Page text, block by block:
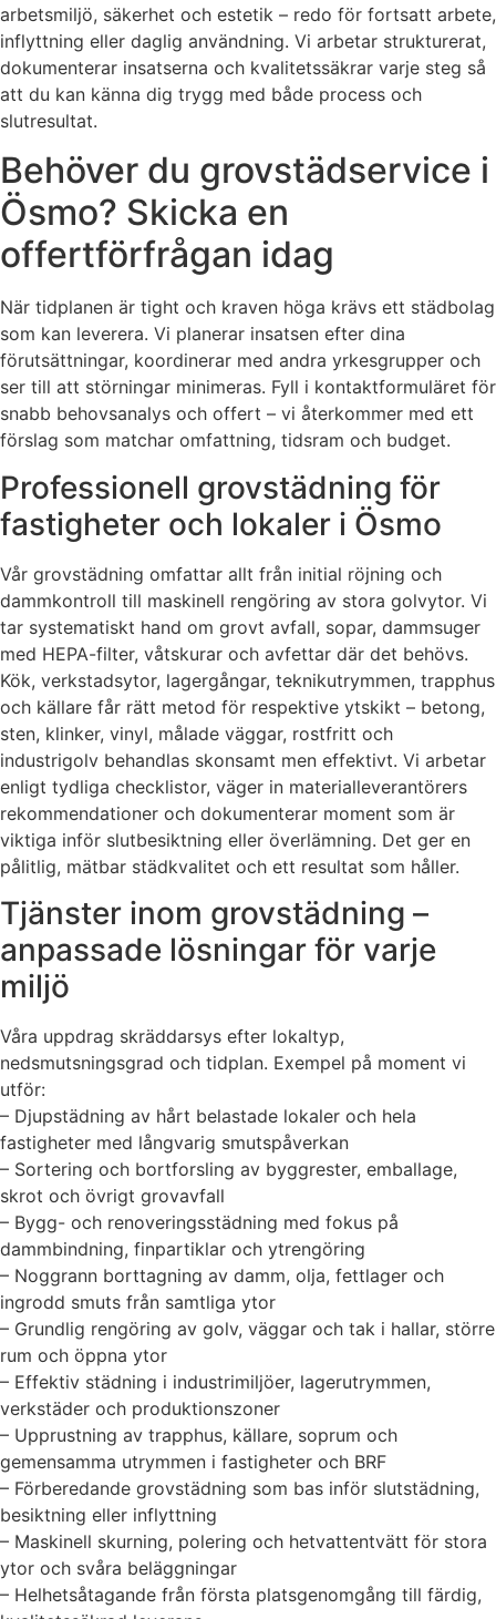
arbetsmiljö, säkerhet och estetik – redo för fortsatt arbete,
inflyttning eller daglig användning. Vi arbetar strukturerat,
dokumenterar insatserna och kvalitetssäkrar varje steg så
att du kan känna dig trygg med både process och
slutresultat.
Behöver du grovstädservice i
Ösmo? Skicka en
offertförfrågan idag
När tidplanen är tight och kraven höga krävs ett städbolag
som kan leverera. Vi planerar insatsen efter dina
förutsättningar, koordinerar med andra yrkesgrupper och
ser till att störningar minimeras. Fyll i kontaktformuläret för
snabb behovsanalys och offert – vi återkommer med ett
förslag som matchar omfattning, tidsram och budget.
Professionell grovstädning för
fastigheter och lokaler i Ösmo
Vår grovstädning omfattar allt från initial röjning och
dammkontroll till maskinell rengöring av stora golvytor. Vi
tar systematiskt hand om grovt avfall, sopar, dammsuger
med HEPA-filter, våtskurar och avfettar där det behövs.
Kök, verkstadsytor, lagergångar, teknikutrymmen, trapphus
och källare får rätt metod för respektive ytskikt – betong,
sten, klinker, vinyl, målade väggar, rostfritt och
industrigolv behandlas skonsamt men effektivt. Vi arbetar
enligt tydliga checklistor, väger in materialleverantörers
rekommendationer och dokumenterar moment som är
viktiga inför slutbesiktning eller överlämning. Det ger en
pålitlig, mätbar städkvalitet och ett resultat som håller.
Tjänster inom grovstädning –
anpassade lösningar för varje
miljö
Våra uppdrag skräddarsys efter lokaltyp,
nedsmutsningsgrad och tidplan. Exempel på moment vi
utför:
– Djupstädning av hårt belastade lokaler och hela
fastigheter med långvarig smutspåverkan
– Sortering och bortforsling av byggrester, emballage,
skrot och övrigt grovavfall
– Bygg- och renoveringsstädning med fokus på
dammbindning, finpartiklar och ytrengöring
– Noggrann borttagning av damm, olja, fettlager och
ingrodd smuts från samtliga ytor
– Grundlig rengöring av golv, väggar och tak i hallar, större
rum och öppna ytor
– Effektiv städning i industrimiljöer, lagerutrymmen,
verkstäder och produktionszoner
– Upprustning av trapphus, källare, soprum och
gemensamma utrymmen i fastigheter och BRF
– Förberedande grovstädning som bas inför slutstädning,
besiktning eller inflyttning
– Maskinell skurning, polering och hetvattentvätt för stora
ytor och svåra beläggningar
– Helhetsåtagande från första platsgenomgång till färdig,